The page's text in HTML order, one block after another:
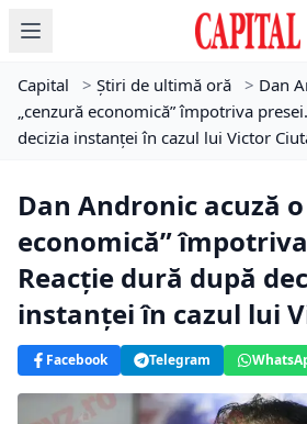
Capital > Știri de ultimă oră > Dan
„cenzură economică” împotriva
decizia instanței în cazul lui Victor
Dan Andronic acuză
economică”
Reacție dură după
instanței în cazul lui
Facebook Telegram